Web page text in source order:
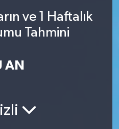
ve 1 Haftalık
Tahmini
AN